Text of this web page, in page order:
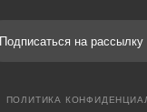
Подписаться на рассылку
ПОЛИТИКА